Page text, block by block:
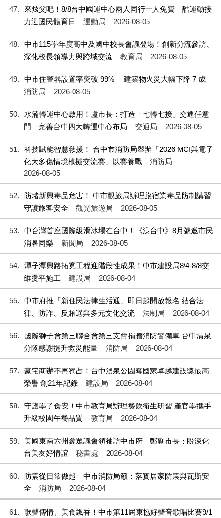
47
來炫父吧！8/8台中國運中心兩人同行一人免費 酷運動接
力迎國民體育日
運動局 2026-08-05
48
中市115學年度高中及國中校長會議登場！創新分流參訪、
深化校長領導力與跨域交流
教育局 2026-08-05
49
中市住警器設置率突破 99% 建築物火災大幅下降 7 成
消防局
2026-08-05
50
水湳轉運中心啟用！盧市長：打造「七轉七接」交通任意
門 完善台中四大轉運中心布局
交通局 2026-08-05
51
科技賦能智慧救援！ 台中市消防局舉辦「2026 MCI與電子
化大多傷情境模擬交流賽」以賽養戰
消防局
2026-08-05
52
防堵新興毒品危害！ 中市觀旅局辦理旅宿業毒品防制講習
守護旅客安全
觀光旅遊局 2026-08-05
53
中台灣首座國際級滑冰場在台中！《漾台中》8月號邀市民
消暑同樂
新聞局 2026-08-05
54
潭子潭興路拓寬工程迎階段性成果！中市建設局8/4-8/8交
維燙平施工
建設局 2026-08-04
55
中市府推「新住民法律生活通」即日起開放報名 結合法
律、防詐、反賄選與多元文化交流
法制局 2026-08-04
56
國際獅子會第三聯合會第三支會捐贈消防警備車 台中清泉
分隊感謝提升救災能量
消防局 2026-08-04
57
豪宅商辦不再獨占！台中湧泉公園奪國家卓越建設獎最高
榮譽 創21年紀錄
建設局 2026-08-04
58
守護學子食安！中市教育局辦理餐飲衛生研習 產官學攜手
升級校園午餐品質
教育局 2026-08-04
59
美國東南六州參眾議會領袖訪中市府 鄭副市長：盼深化
台美友好情誼
秘書處 2026-08-04
60
防震從日常做起 中市消防局籲：落實居家防震與瓦斯安
全
消防局 2026-08-04
61 歌聲傳情、美食飄香！中市第11屆東協好聲音歌唱比賽9/1